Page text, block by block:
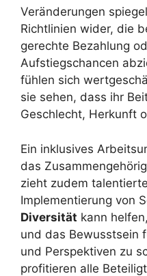
Veränderungen
Richtlinien wider, die
gerechte Bezahlung
Aufstiegschancen
fühlen sich
sie sehen, dass ihr
Geschlecht, Herkunft
Ein inklusives
das
zieht zudem
Implementierung von
Diversität kann
und das Bewusstsein
und Perspektiven zu
profitieren alle